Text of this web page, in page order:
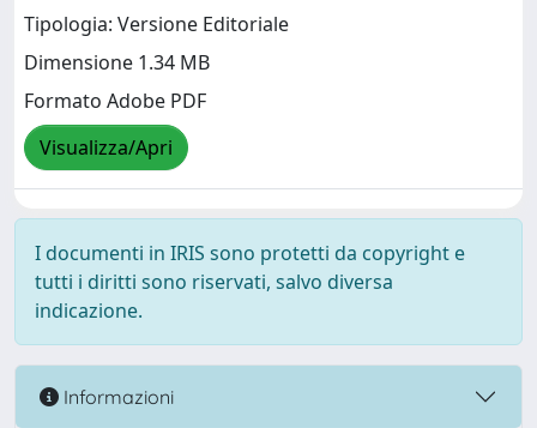
Tipologia: Versione Editoriale
Dimensione 1.34 MB
Formato Adobe PDF
Visualizza/Apri
I documenti in IRIS sono protetti da copyright e
tutti i diritti sono riservati, salvo diversa
indicazione.
Informazioni